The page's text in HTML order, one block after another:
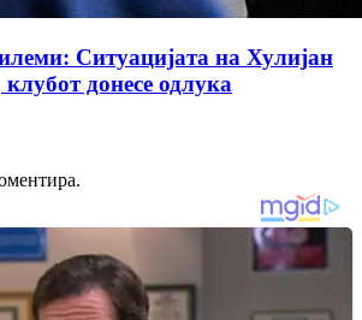
Ситуацијата на Хулијан
клубот донесе одлука